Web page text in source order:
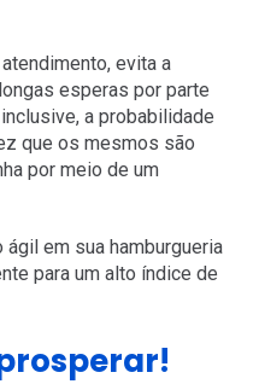
evita a
esperas por parte
a probabilidade
que os mesmos são
por meio de um
em sua hamburgueria
para um alto índice de